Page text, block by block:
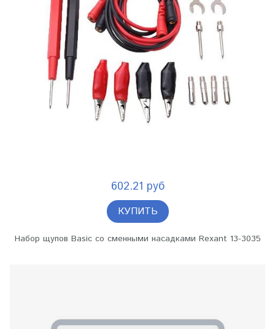
602.21 руб
КУПИТЬ
Набор щупов Basic со сменными насадками Rexant 13-3035